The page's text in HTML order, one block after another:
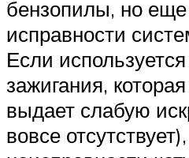
бензопилы, но
исправности
Если
зажигания,
выдает слабую
вовсе